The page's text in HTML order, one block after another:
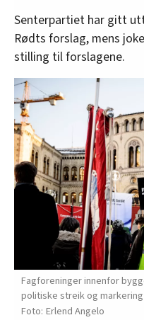
Senterpartiet har gitt
Rødts forslag, mens
stilling til forslagene.
Fagforeninger innenfor
politiske streik og
Erlend Angelo